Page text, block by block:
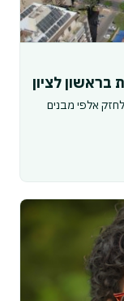
בראשון לציון
יחידות דיור ולחזק אלפי מבנים